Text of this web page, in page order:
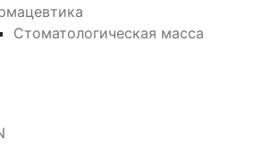
Стоматологическая масса